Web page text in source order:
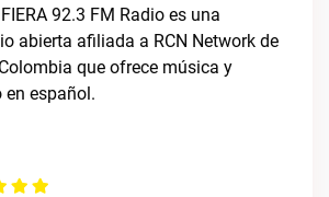
92.3 FM Radio es una
abierta afiliada a RCN Network de
que ofrece música y
español.